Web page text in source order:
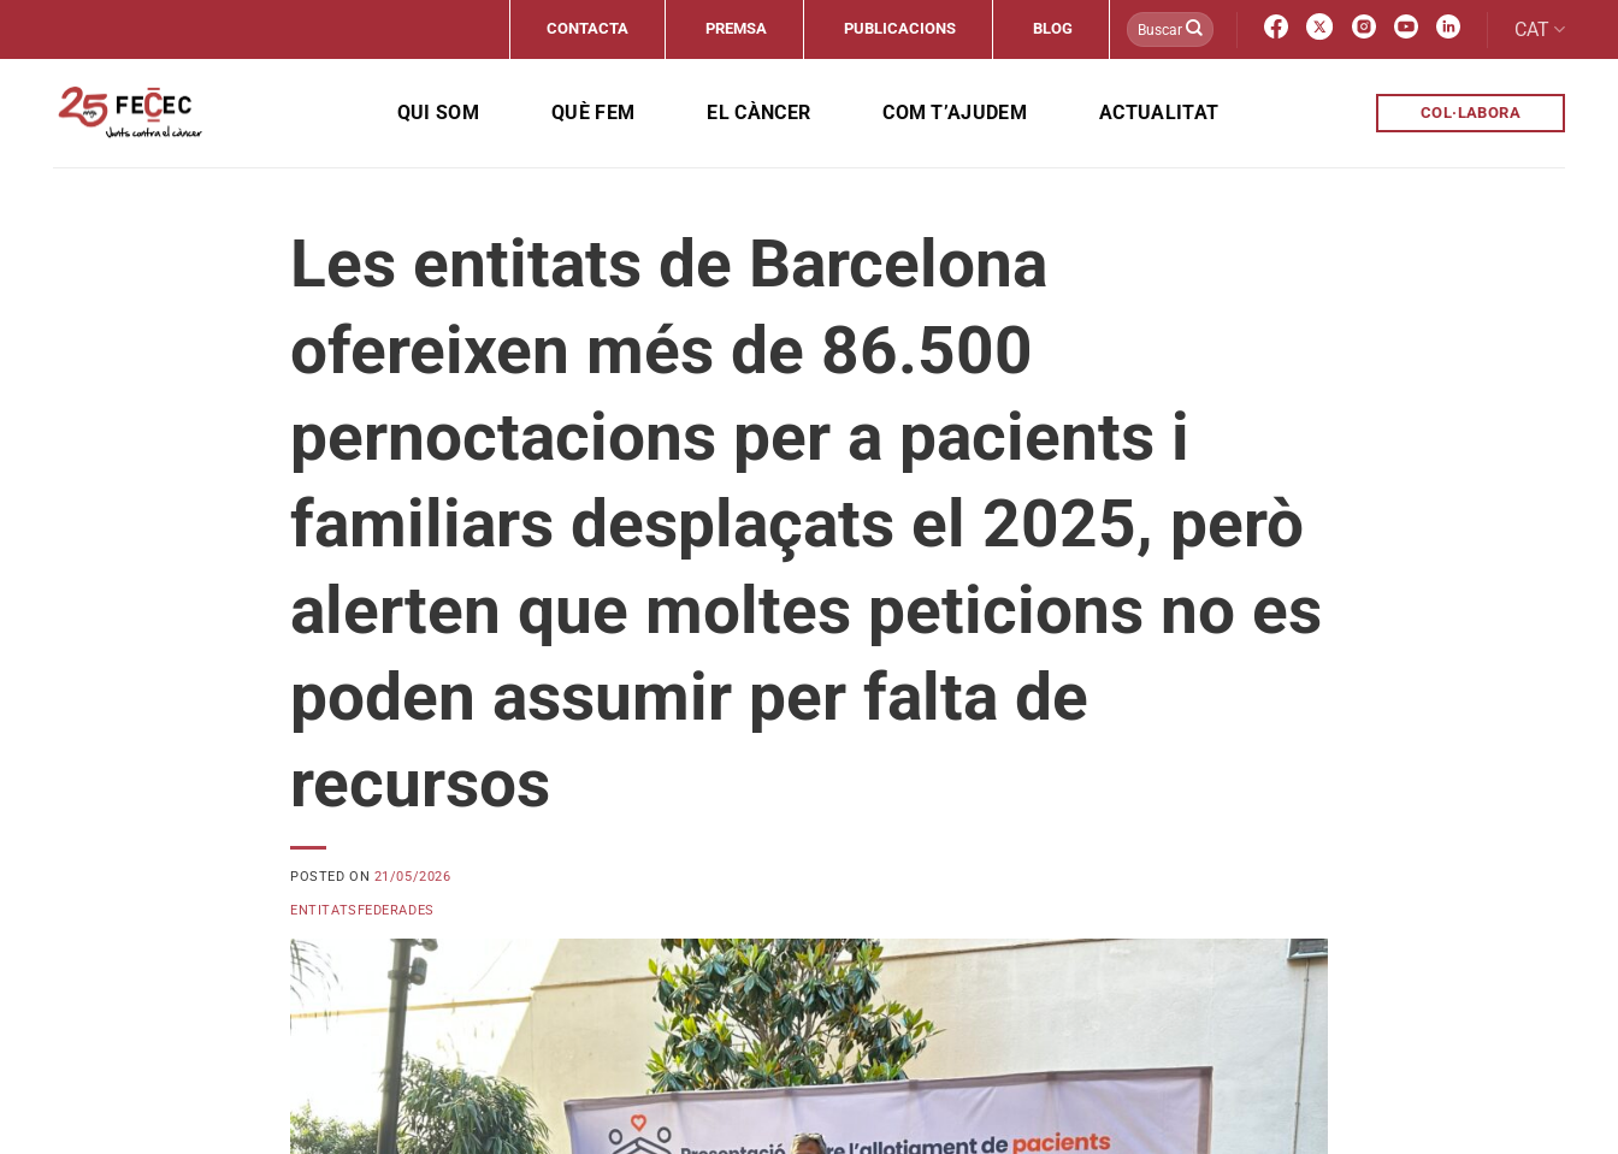
CONTACTA PREMSA PUBLICACIONS BLOG CAT
QUI SOM QUÈ FEM EL CÀNCER COM T’AJUDEM ACTUALITAT COL·LABORA
Les entitats de Barcelona
ofereixen més de 86.500
pernoctacions per a pacients i
familiars desplaçats el 2025, però
alerten que moltes peticions no es
poden assumir per falta de
recursos
POSTED ON 21/05/2026
ENTITATSFEDERADES